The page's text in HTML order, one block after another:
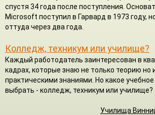
спустя 34 года после поступления.
Microsoft поступил в Гарвард в 1973 году,
оттуда через два года.
Колледж, техникум или училище?
Каждый работодатель заинтересован в
кадрах, которые знаю не только теорию но
практическими знаниями. Но какое
выбрать - колледж, техникум или училище?
Училища